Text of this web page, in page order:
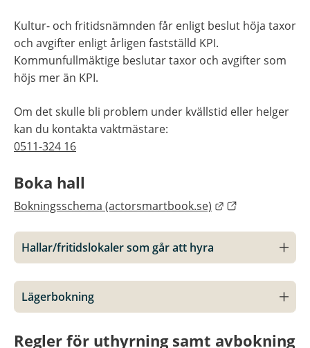
Kultur- och fritidsnämnden får enligt beslut höja taxor
och avgifter enligt årligen fastställd KPI.
Kommunfullmäktige beslutar taxor och avgifter som
höjs mer än KPI.
Om det skulle bli problem under kvällstid eller helger
kan du kontakta vaktmästare:
0511-324 16
Boka hall
Bokningsschema (actorsmartbook.se) Länk till annan
Hallar/fritidslokaler som går att hyra
Lägerbokning
Regler för uthyrning samt avbokning